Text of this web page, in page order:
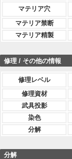
マテリア穴
マテリア禁断
マテリア精製
修理 / その他の情報
修理レベル
修理資材
武具投影
染色
分解
分解